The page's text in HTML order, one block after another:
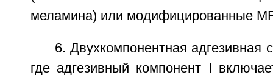
меламина) или модифицированные
6. Двухкомпонентная адгезивная
где адгезивный компонент I